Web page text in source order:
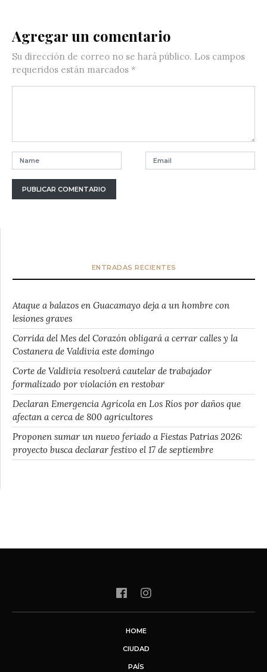
Agregar un comentario
Su dirección de correo no se hará público. Los campos
requeridos están marcados *
ENTRADAS RECIENTES
Ataque a balazos en Guacamayo deja a un hombre con
lesiones graves
Corrida del Mes del Corazón obligará a cerrar calles y la
Costanera de Valdivia este domingo
Corte de Valdivia resolverá cautelar de trabajador
formalizado por violación en restobar
Declaran Emergencia Agrícola en Los Ríos por daños que
afectan a cerca de 800 agricultores
Proponen sumar un nuevo feriado a Fiestas Patrias 2026:
proyecto busca declarar festivo el 17 de septiembre
HOME
CIUDAD
PAÍS